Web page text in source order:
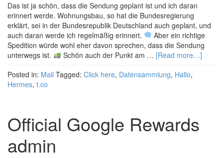
Das ist ja schön, dass die Sendung geplant ist und ich daran
erinnert werde. Wohnungsbau, so hat die Bundesregierung
erklärt, sei in der Bundesrepublik Deutschland auch geplant, und
auch daran werde ich regelmäßig erinnert.
Aber ein richtige
Spedition würde wohl eher davon sprechen, dass die Sendung
unterwegs ist.
Schön auch der Punkt am … [Read more…]
Posted in: Mail Tagged: Click here, Datensammlung, Hallo,
Hermes, t.co
Official Google Rewards
admin